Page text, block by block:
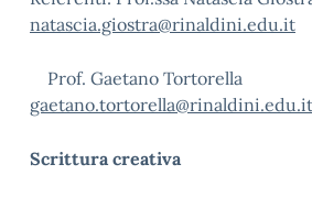
natascia.giostra@rinaldini.edu.it
Prof. Gaetano Tortorella
gaetano.tortorella@rinaldini.edu.it
Scrittura creativa